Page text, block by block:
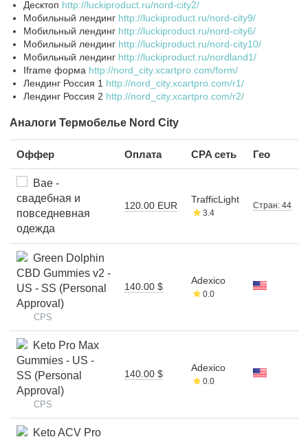
Десктоп http://luckiproduct.ru/nord-city2/
Мобильный лендинг http://luckiproduct.ru/nord-city9/
Мобильный лендинг http://luckiproduct.ru/nord-city6/
Мобильный лендинг http://luckiproduct.ru/nord-city10/
Мобильный лендинг http://luckiproduct.ru/nordland1/
Iframe форма http://nord_city.xcartpro.com/form/
Лендинг Россия 1 http://nord_city.xcartpro.com/r1/
Лендинг Россия 2 http://nord_city.xcartpro.com/r2/
Аналоги Термобелье Nord City
Оффер Оплата CPA сеть Гео
Bae -
свадебная и
повседневная
одежда
120.00 EUR
TrafficLight
3.4
Стран: 44
Green Dolphin
CBD Gummies v2 -
US - SS (Personal
Approval)
CPS
140.00 $
Adexico
0.0
Keto Pro Max
Gummies - US -
SS (Personal
Approval)
CPS
140.00 $
Adexico
0.0
Keto ACV Pro